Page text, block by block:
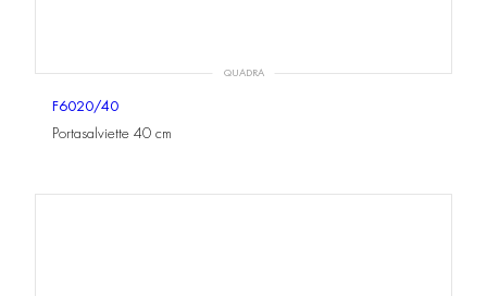
QUADRA
F6020/40
Portasalviette 40 cm